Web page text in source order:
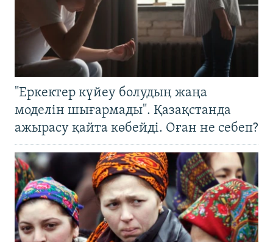
"Еркектер күйеу болудың жаңа
моделін шығармады". Қазақстанда
ажырасу қайта көбейді. Оған не себеп?